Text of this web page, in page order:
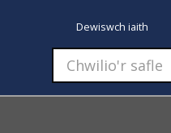
Dewiswch iaith